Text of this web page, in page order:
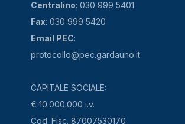
Centralino: 030 999 5401
Fax: 030 999 5420
Email PEC:
protocollo@pec.gardauno.it
CAPITALE SOCIALE:
€ 10.000.000 i.v.
Cod. Fisc. 87007530170